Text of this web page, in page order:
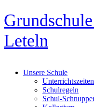
Leteln
Unsere Schule
Unterrichtszeiten
Schulregeln
Schul-